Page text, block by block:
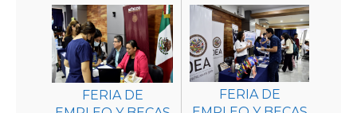
FERIA DE
FERIA DE